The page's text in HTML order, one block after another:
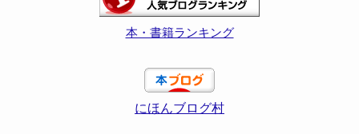
本・書籍ランキング
にほんブログ村